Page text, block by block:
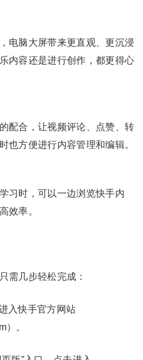
电脑大屏带来更直观、更沉浸
内容还是进行创作，都更得心
配合，让视频评论、点赞、转
也方便进行内容管理和编辑。
习时，可以一边浏览快手内
效率。
需几步轻松完成：
入快手官方网站
）。